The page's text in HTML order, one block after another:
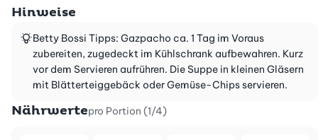
Hinweise
Betty Bossi Tipps: Gazpacho ca. 1 Tag im Voraus
zubereiten, zugedeckt im Kühlschrank aufbewahren. Kurz
vor dem Servieren aufrühren. Die Suppe in kleinen Gläsern
mit Blätterteiggebäck oder Gemüse-Chips servieren.
Nährwertepro Portion (1/4)